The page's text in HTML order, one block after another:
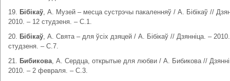
19. Бібікаў, А. Музей – месца сустрэчы пакаленняў / А. Бібікаў //
2010. – 12 студзеня. – С.1.
20. Бібікаў, А. Свята – для ўсіх дзяцей / А. Бібікаў // Дзянніца. –
студзеня. – С.7.
21. Бибикова, А. Сердца, открытые для любви / А. Бибикова //
2010. – 2 февраля. – С.3.